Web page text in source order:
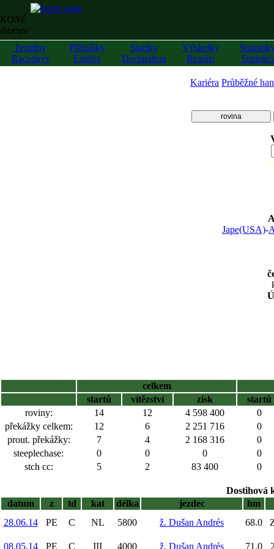
KONĚ
/horses/
Termíny
Racedays
Přihlášky
Entries
Startky
Declaration
Výsledky
Results
Statistics
Kariéra Průběžné
rovina
Jape(USA)-
celkem
startů
vítězství zisk
startů
roviny:
14 12 4 598 400
0
překážky celkem:
12 6 2 251 716
0
prout. překážky:
7 4 2 168 316
0
steeplechase:
0 0 0
0
stch cc:
5 2 83 400 0
Dostihová
datum
z td kat délka jezdec hm
28.06.14
PE C NL 5800 ž. Dušan Andrés 68.0
08.05.14 PE C III 4000 ž. Dušan Andrés 71.0